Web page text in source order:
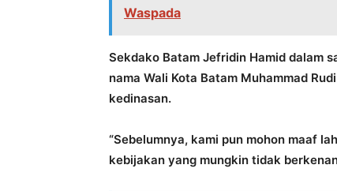
Waspada
Sekdako Batam Jefridin Hamid dalam
nama Wali Kota Batam Muhammad
kedinasan.
“Sebelumnya, kami pun mohon maaf
kebijakan yang mungkin tidak